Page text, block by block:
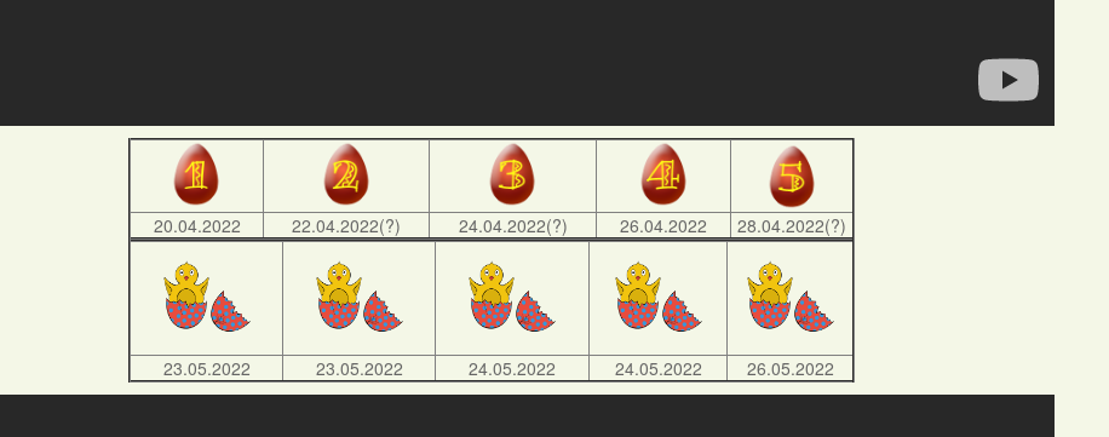
20.04.2022 22.04.2022(?) 24.04.2022(?) 26.04.2022 28.04.2022(?)
23.05.2022 23.05.2022 24.05.2022 24.05.2022 26.05.2022